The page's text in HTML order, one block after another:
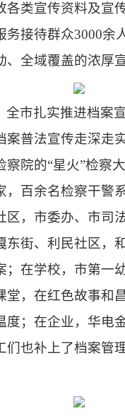
各类宣传资料及宣
务接待群众3000余
、全域覆盖的浓厚
全市扎实推进档案
案普法宣传走深走
察院的“星火”检察
，百余名检察干警
区，市委办、市司
东街、利民社区，
；在学校，市第一
堂，在红色故事和
度；在企业，华电
们也补上了档案管